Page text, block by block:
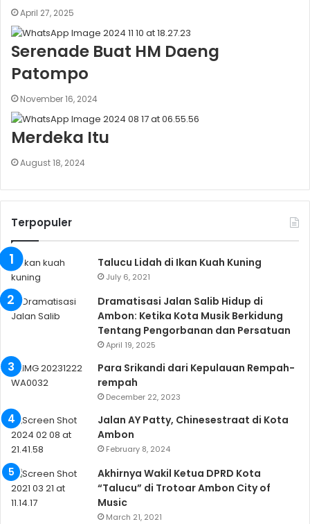
April 27, 2025
Serenade Buat HM Daeng
Patompo
November 16, 2024
Merdeka Itu
August 18, 2024
Terpopuler
Talucu Lidah di Ikan Kuah Kuning
July 6, 2021
Dramatisasi Jalan Salib Hidup di
Ambon: Ketika Kota Musik Berkidung
Tentang Pengorbanan dan Persatuan
April 19, 2025
Para Srikandi dari Kepulauan Rempah-
rempah
December 22, 2023
Jalan AY Patty, Chinesestraat di Kota
Ambon
February 8, 2024
Akhirnya Wakil Ketua DPRD Kota
“Talucu” di Trotoar Ambon City of
Music
March 21, 2021